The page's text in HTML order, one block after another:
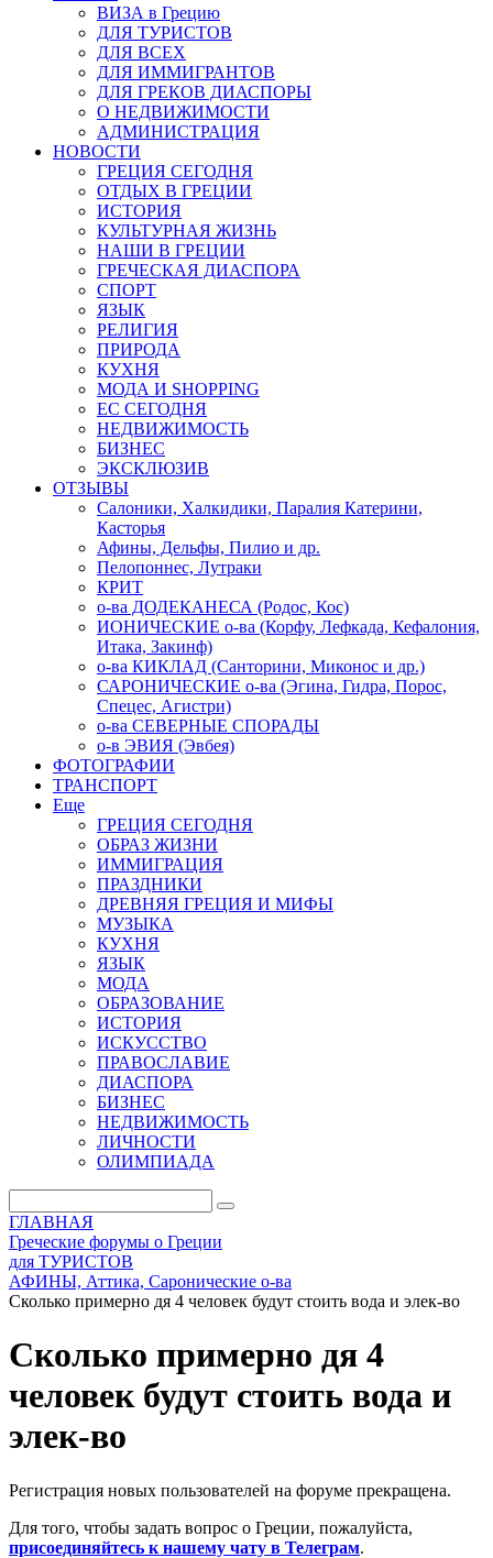
ВИЗА в Грецию
ДЛЯ ТУРИСТОВ
ДЛЯ ВСЕХ
ДЛЯ ИММИГРАНТОВ
ДЛЯ ГРЕКОВ ДИАСПОРЫ
О НЕДВИЖИМОСТИ
АДМИНИСТРАЦИЯ
НОВОСТИ
ГРЕЦИЯ СЕГОДНЯ
ОТДЫХ В ГРЕЦИИ
ИСТОРИЯ
КУЛЬТУРНАЯ ЖИЗНЬ
НАШИ В ГРЕЦИИ
ГРЕЧЕСКАЯ ДИАСПОРА
СПОРТ
ЯЗЫК
РЕЛИГИЯ
ПРИРОДА
КУХНЯ
МОДА И SHOPPING
ЕС СЕГОДНЯ
НЕДВИЖИМОСТЬ
БИЗНЕС
ЭКСКЛЮЗИВ
ОТЗЫВЫ
Салоники, Халкидики, Паралия Катерини,
Касторья
Афины, Дельфы, Пилио и др.
Пелопоннес, Лутраки
КРИТ
о-ва ДОДЕКАНЕСА (Родос, Кос)
ИОНИЧЕСКИЕ о-ва (Корфу, Лефкада, Кефалония,
Итака, Закинф)
о-ва КИКЛАД (Санторини, Миконос и др.)
САРОНИЧЕСКИЕ о-ва (Эгина, Гидра, Порос,
Спецес, Агистри)
о-ва СЕВЕРНЫЕ СПОРАДЫ
о-в ЭВИЯ (Эвбея)
ФОТОГРАФИИ
ТРАНСПОРТ
Еще
ГРЕЦИЯ СЕГОДНЯ
ОБРАЗ ЖИЗНИ
ИММИГРАЦИЯ
ПРАЗДНИКИ
ДРЕВНЯЯ ГРЕЦИЯ И МИФЫ
МУЗЫКА
КУХНЯ
ЯЗЫК
МОДА
ОБРАЗОВАНИЕ
ИСТОРИЯ
ИСКУССТВО
ПРАВОСЛАВИЕ
ДИАСПОРА
БИЗНЕС
НЕДВИЖИМОСТЬ
ЛИЧНОСТИ
ОЛИМПИАДА
ГЛАВНАЯ
Греческие форумы о Греции
для ТУРИСТОВ
АФИНЫ, Аттика, Саронические о-ва
Сколько примерно дя 4 человек будут стоить вода и элек-во
Сколько примерно дя 4
человек будут стоить вода и
элек-во
Регистрация новых пользователей на форуме прекращена.
Для того, чтобы задать вопрос о Греции, пожалуйста,
присоединяйтесь к нашему чату в Телеграм.